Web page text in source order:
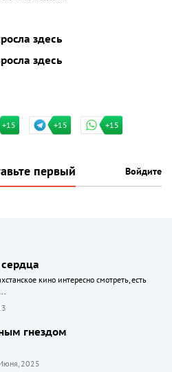
здесь
здесь
+15 +15 +15
первый Войдите
кино интересно смотреть, есть
гнездом
2025